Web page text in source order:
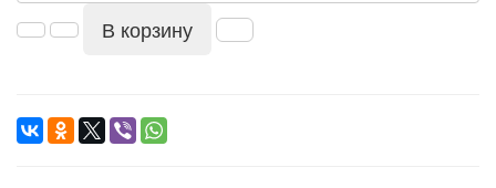
В корзину